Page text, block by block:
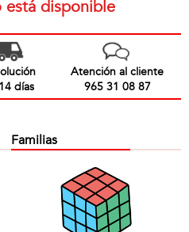
está disponible
días
Atención al cliente
965 31 08 87
Familias